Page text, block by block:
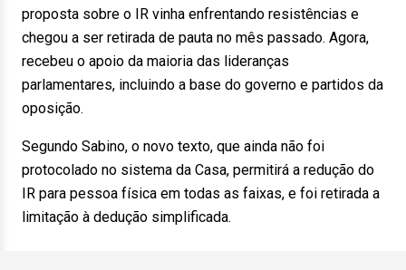
proposta sobre o IR vinha enfrentando resistências e
chegou a ser retirada de pauta no mês passado. Agora,
recebeu o apoio da maioria das lideranças
parlamentares, incluindo a base do governo e partidos da
oposição.
Segundo Sabino, o novo texto, que ainda não foi
protocolado no sistema da Casa, permitirá a redução do
IR para pessoa física em todas as faixas, e foi retirada a
limitação à dedução simplificada.